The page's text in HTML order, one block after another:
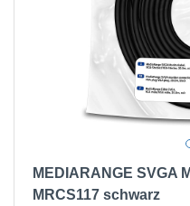
MEDIARANGE SVGA
MRCS117 schwarz